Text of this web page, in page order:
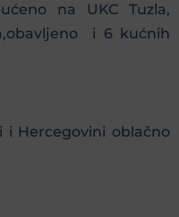
na UKC Tuzla,
i 6 kućnih
i Hercegovini oblačno